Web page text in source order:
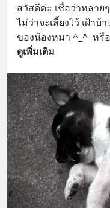
สวัสดีค่ะ เชื่อว่าหลา
ไม่ว่าจะเลี้ยงไว้ เฝ้าบ้
ของน้องหมา ^_^  หรื
ดูเพิ่มเติม